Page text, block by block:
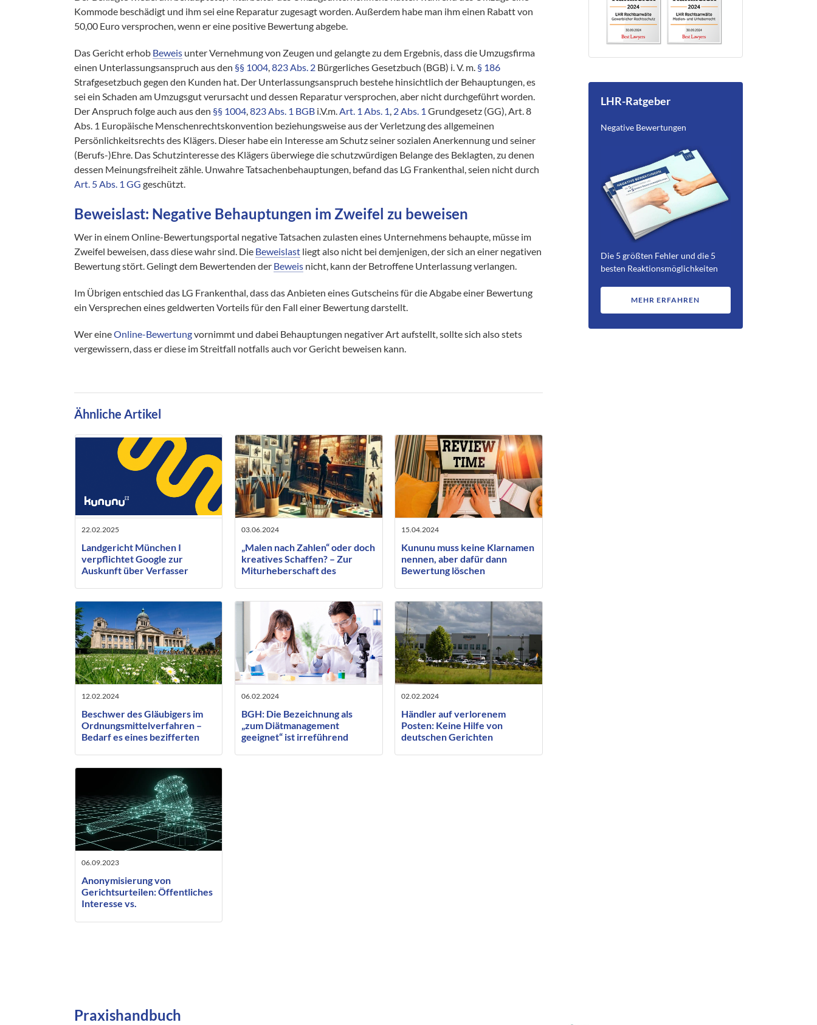
Kommode beschädigt und ihm sei eine Reparatur zugesagt worden. Außerdem habe man ihm einen Rabatt von
50,00 Euro versprochen, wenn er eine positive Bewertung abgebe.
Das Gericht erhob Beweis unter Vernehmung von Zeugen und gelangte zu dem Ergebnis, dass die Umzugsfirma
einen Unterlassungsanspruch aus den §§ 1004,823 Abs. 2 Bürgerliches Gesetzbuch (BGB) i. V. m. § 186
Strafgesetzbuch gegen den Kunden hat. Der Unterlassungsanspruch bestehe hinsichtlich der Behauptungen, es
sei ein Schaden am Umzugsgut verursacht und dessen Reparatur versprochen, aber nicht durchgeführt worden.
Der Anspruch folge auch aus den §§ 1004,823 Abs. 1 BGB i.V.m.Art. 1 Abs. 1, 2 Abs. 1 Grundgesetz (GG), Art. 8
Abs. 1 Europäische Menschenrechtskonvention beziehungsweise aus der Verletzung des allgemeinen
Persönlichkeitsrechts des Klägers. Dieser habe ein Interesse am Schutz seiner sozialen Anerkennung und seiner
(Berufs-)Ehre. Das Schutzinteresse des Klägers überwiege die schutzwürdigen Belange des Beklagten, zu denen
dessen Meinungsfreiheit zähle. Unwahre Tatsachenbehauptungen, befand das LG Frankenthal, seien nicht durch
Art. 5 Abs. 1 GG geschützt.
Beweislast: Negative Behauptungen im Zweifel zu beweisen
Wer in einem Online-Bewertungsportal negative Tatsachen zulasten eines Unternehmens behaupte, müsse im
Zweifel beweisen, dass diese wahr sind. Die Beweislast liegt also nicht bei demjenigen, der sich an einer negativen
Bewertung stört. Gelingt dem Bewertenden der Beweis nicht, kann der Betroffene Unterlassung verlangen.
Im Übrigen entschied das LG Frankenthal, dass das Anbieten eines Gutscheins für die Abgabe einer Bewertung
ein Versprechen eines geldwerten Vorteils für den Fall einer Bewertung darstellt.
Wer eineOnline-Bewertungvornimmt und dabei Behauptungen negativer Art aufstellt, sollte sich also stets
vergewissern, dass er diese im Streitfall notfalls auch vor Gericht beweisen kann.
Ähnliche Artikel
22.02.2025
Landgericht München I
verpflichtet Google zur
Auskunft über Verfasser
03.06.2024
„Malen nach Zahlen“ oder doch
kreatives Schaffen? – Zur
Miturheberschaft des
15.04.2024
Kununu muss keine Klarnamen
nennen, aber dafür dann
Bewertung löschen
12.02.2024
Beschwer des Gläubigers im
Ordnungsmittelverfahren –
Bedarf es eines bezifferten
06.02.2024
BGH: Die Bezeichnung als
„zum Diätmanagement
geeignet“ ist irreführend
02.02.2024
Händler auf verlorenem
Posten: Keine Hilfe von
deutschen Gerichten
06.09.2023
Anonymisierung von
Gerichtsurteilen: Öffentliches
Interesse vs.
LHR-Ratgeber
Negative Bewertungen
Die 5 größten Fehler und die 5
besten Reaktionsmöglichkeiten
MEHR ERFAHREN
Praxishandbuch